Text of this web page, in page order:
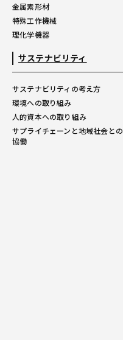
金属素形材
特殊工作機械
理化学機器
サステナビリティ
サステナビリティの考え方
環境への取り組み
人的資本への取り組み
サプライチェーンと地域社会との
協働